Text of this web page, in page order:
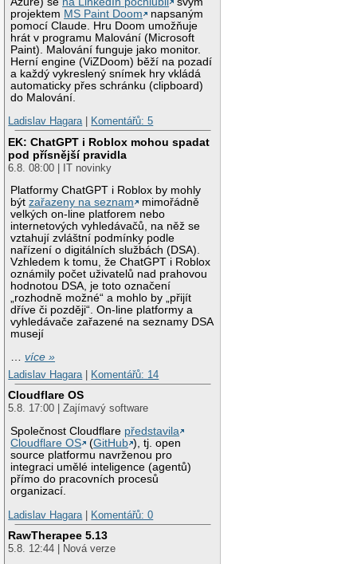
projektem MS Paint Doom
napsaným
pomocí Claude. Hru Doom umožňuje
hrát v programu Malování (Microsoft
Paint). Malování funguje jako monitor.
Herní engine (ViZDoom) běží na pozadí
a každý vykreslený snímek hry vkládá
automaticky přes schránku (clipboard)
do Malování.
Ladislav Hagara| Komentářů: 5
EK: ChatGPT i Roblox mohou spadat
pod přísnější pravidla
6.8. 08:00 | IT novinky
Platformy ChatGPT i Roblox by mohly
býtzařazeny na seznam
mimořádně
velkých on-line platforem nebo
internetových vyhledávačů, na něž se
vztahují zvláštní podmínky podle
nařízení o digitálních službách (DSA).
Vzhledem k tomu, že ChatGPT i Roblox
oznámily počet uživatelů nad prahovou
hodnotou DSA, je toto označení
„rozhodně možné“ a mohlo by „přijít
dříve či později“. On-line platformy a
vyhledávače zařazené na seznamy DSA
musejí
…více »
Ladislav Hagara | Komentářů: 14
Cloudflare OS
5.8. 17:00 | Zajímavý software
Společnost Cloudflare představila
Cloudflare OS
(GitHub ), tj. open
source platformu navrženou pro
integraci umělé inteligence (agentů)
přímo do pracovních procesů
organizací.
Ladislav Hagara | Komentářů: 0
RawTherapee 5.13
5.8. 12:44 | Nová verze